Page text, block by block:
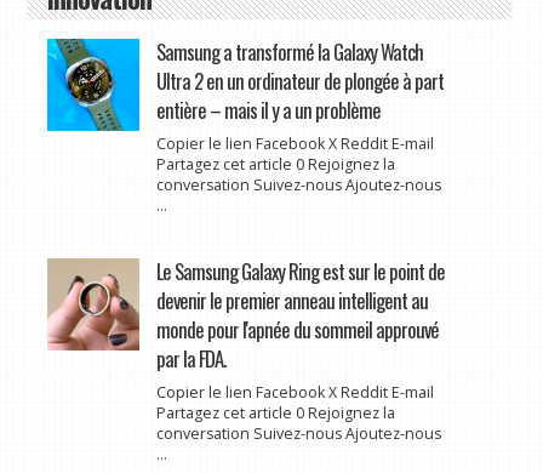
Samsung a transformé la Galaxy Watch
Ultra 2 en un ordinateur de plongée à part
entière – mais il y a un problème
Copier le lien Facebook X Reddit E-mail
Partagez cet article 0 Rejoignez la
conversation Suivez-nous Ajoutez-nous
...
Le Samsung Galaxy Ring est sur le point de
devenir le premier anneau intelligent au
monde pour l'apnée du sommeil approuvé
par la FDA.
Copier le lien Facebook X Reddit E-mail
Partagez cet article 0 Rejoignez la
conversation Suivez-nous Ajoutez-nous
...